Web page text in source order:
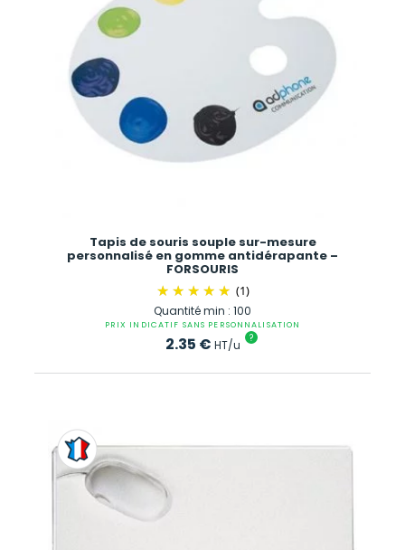
Tapis de souris souple sur-mesure
personnalisé en gomme antidérapante –
FORSOURIS
(1)
Quantité min : 100
PRIX INDICATIF SANS PERSONNALISATION
2.35 € HT/u ?